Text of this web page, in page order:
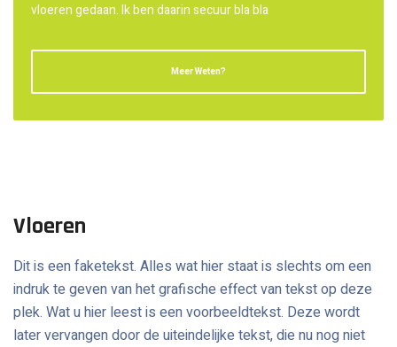
vloeren gedaan. Ik ben daarin secuur bla bla
Meer Weten?
Vloeren
Dit is een faketekst. Alles wat hier staat is slechts om een
indruk te geven van het grafische effect van tekst op deze
plek. Wat u hier leest is een voorbeeldtekst. Deze wordt
later vervangen door de uiteindelijke tekst, die nu nog niet